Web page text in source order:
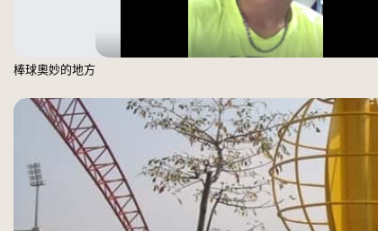
棒球奧妙的地方